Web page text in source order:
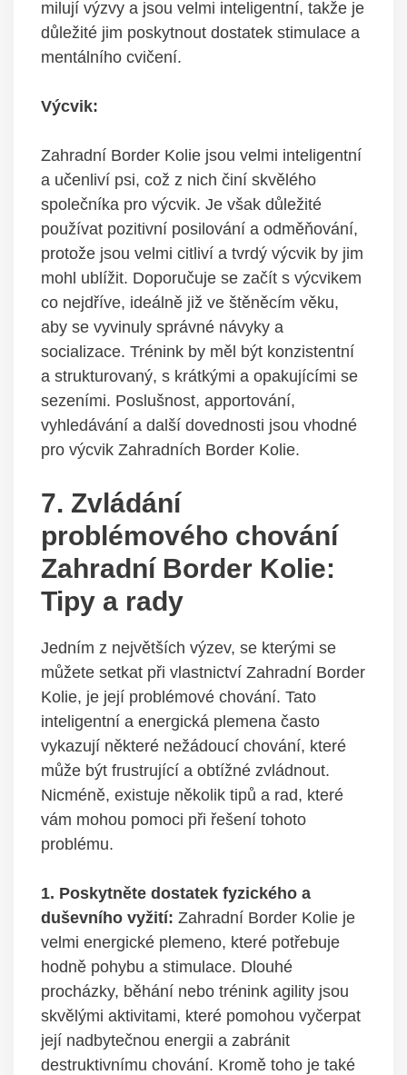
milují výzvy a jsou velmi inteligentní, takže je
důležité jim poskytnout dostatek stimulace a
mentálního cvičení.
Výcvik:
Zahradní Border Kolie jsou velmi inteligentní
a učenliví psi, což z nich činí skvělého
společníka pro výcvik. Je však důležité
používat pozitivní posilování a odměňování,
protože jsou velmi citliví a tvrdý výcvik by jim
mohl ublížit. Doporučuje se začít s výcvikem
co nejdříve, ideálně již ve štěněcím věku,
aby se vyvinuly správné návyky a
socializace. Trénink by měl být konzistentní
a strukturovaný, s krátkými a opakujícími se
sezeními. Poslušnost, apportování,
vyhledávání a další dovednosti jsou vhodné
pro výcvik Zahradních Border Kolie.
7. Zvládání
problémového chování
Zahradní Border Kolie:
Tipy a rady
Jedním z největších výzev, se kterými se
můžete setkat při vlastnictví Zahradní Border
Kolie, je její problémové chování. Tato
inteligentní a energická plemena často
vykazují některé nežádoucí chování, které
může být frustrující a obtížné zvládnout.
Nicméně, existuje několik tipů a rad, které
vám mohou pomoci při řešení tohoto
problému.
1. Poskytněte dostatek fyzického a
duševního vyžití: Zahradní Border Kolie je
velmi energické plemeno, které potřebuje
hodně pohybu a stimulace. Dlouhé
procházky, běhání nebo trénink agility jsou
skvělými aktivitami, které pomohou vyčerpat
její nadbytečnou energii a zabránit
destruktivnímu chování. Kromě toho je také